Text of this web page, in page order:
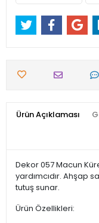
Ürün Açıklaması
Dekor 057 Macun
yardımcıdır. Ahşap
tutuş sunar.
Ürün Özellikleri: